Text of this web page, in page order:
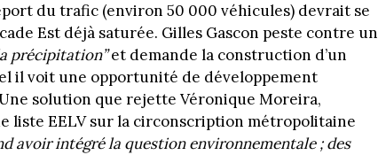
du trafic (environ 50 000 véhicules) devrait se
Est déjà saturée. Gilles Gascon peste contre un
précipitation”et demande la construction d’un
il voit une opportunité de développement
solution que rejette Véronique Moreira,
liste EELV sur la circonscription métropolitaine
avoir intégré la question environnementale ; des